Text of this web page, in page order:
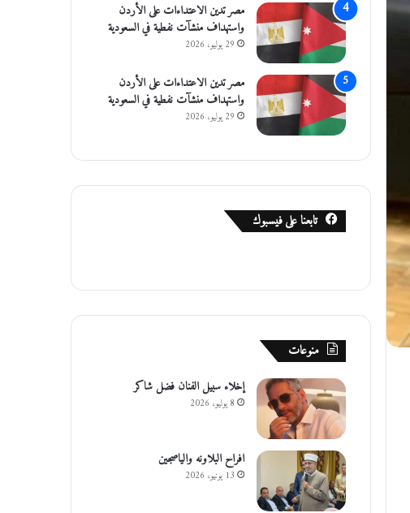
مصر تدين الاعتداءات على الأردن
واستهداف منشآت نفطية في السعودية
29 يوليو، 2026
مصر تدين الاعتداءات على الأردن
واستهداف منشآت نفطية في السعودية
29 يوليو، 2026
تابعنا على فيسبوك
منوعات
إخلاء سبيل الفنان فضل شاكر
8 يوليو، 2026
افراح البلاونه والياصجين
13 يونيو، 2026